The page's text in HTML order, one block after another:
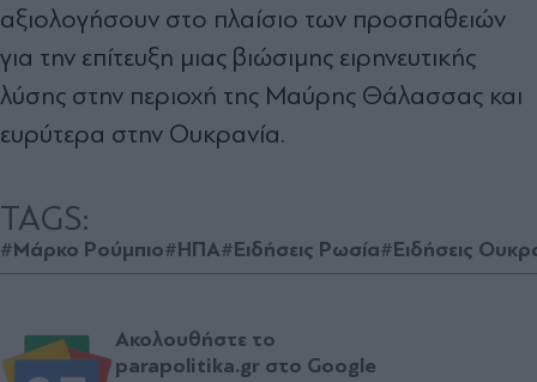
αξιολογήσουν στο πλαίσιο των προσπαθειών
για την επίτευξη μιας βιώσιμης ειρηνευτικής
λύσης στην περιοχή της Μαύρης Θάλασσας και
ευρύτερα στην Ουκρανία.
TAGS:
#Μάρκο Ρούμπιο#ΗΠΑ#Ειδήσεις Ρωσία#Ειδήσεις
Ακολουθήστε το
parapolitika.gr στο Google